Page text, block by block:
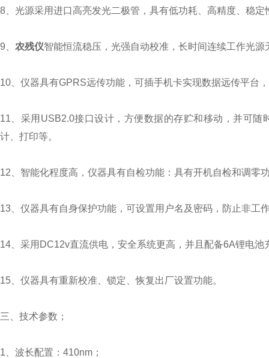
8、光源采用进口高亮发光二极管，具有低功耗、高精度、稳
9、 农残仪智能恒流稳压，光强自动校准，长时间连续工作光源
10、仪器具有GPRS远传功能，可插手机卡实现数据远传平台
11、采用USB2.0接口设计，方便数据的存贮和移动，并可
计、打印等。
12、智能化程度高，仪器具有自检功能：具有开机自检和调零
13、仪器具有自身保护功能，可设置用户名及密码，防止非工
14、采用DC12v直流供电，安全系统更高，并且配备6A锂电池
15、仪器具有重新校准、锁定、恢复出厂设置功能。
三、技术参数；
1、波长配置：410nm；